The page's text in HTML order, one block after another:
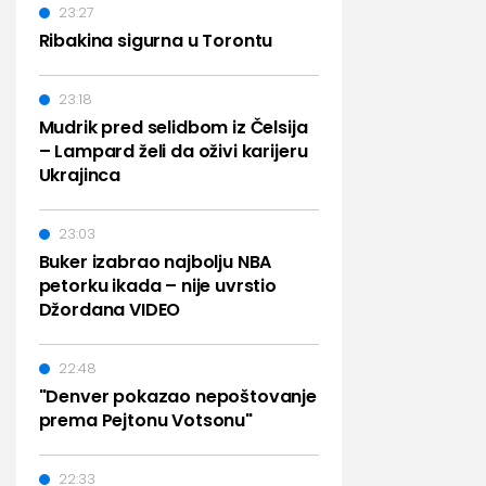
Ribakina sigurna u Torontu
23:27
Mudrik pred selidbom iz Čelsija
– Lampard želi da oživi karijeru
Ukrajinca
23:18
Buker izabrao najbolju NBA
petorku ikada – nije uvrstio
Džordana VIDEO
23:03
"Denver pokazao nepoštovanje
prema Pejtonu Votsonu"
22:48
22:33